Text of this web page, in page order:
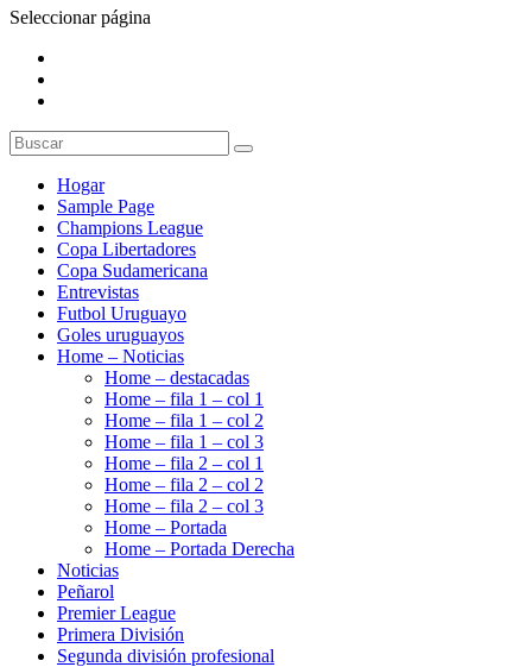
Seleccionar página
Hogar
Sample Page
Champions League
Copa Libertadores
Copa Sudamericana
Entrevistas
Futbol Uruguayo
Goles uruguayos
Home – Noticias
Home – destacadas
Home – fila 1 – col 1
Home – fila 1 – col 2
Home – fila 1 – col 3
Home – fila 2 – col 1
Home – fila 2 – col 2
Home – fila 2 – col 3
Home – Portada
Home – Portada Derecha
Noticias
Peñarol
Premier League
Primera División
Segunda división profesional